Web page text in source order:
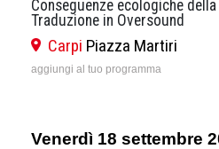
Conseguenze ecologiche
Traduzione in Oversound
Carpi Piazza Martiri
aggiungi al tuo programma
Venerdì 18 settembre